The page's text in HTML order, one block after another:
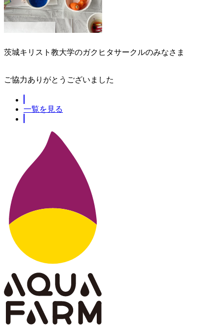
茨城キリスト教大学のガクヒタサークルのみなさま
ご協力ありがとうございました
一覧を見る